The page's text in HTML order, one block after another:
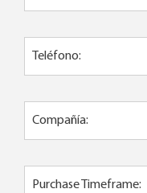
Teléfono:
Compañía:
Purchase Timeframe: